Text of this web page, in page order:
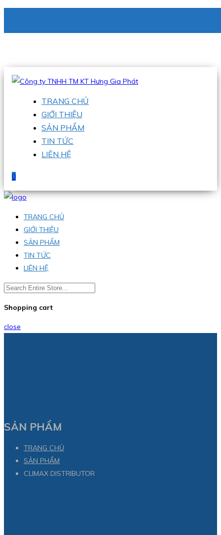
Hotline:0938 336 079
TRANG CHỦ
GIỚI THIỆU
SẢN PHẨM
TIN TỨC
LIÊN HỆ
0
TRANG CHỦ
GIỚI THIỆU
SẢN PHẨM
TIN TỨC
LIÊN HỆ
Shopping cart
close
SẢN PHẨM
TRANG CHỦ
SẢN PHẨM
CLIMAX DISTRIBUTOR